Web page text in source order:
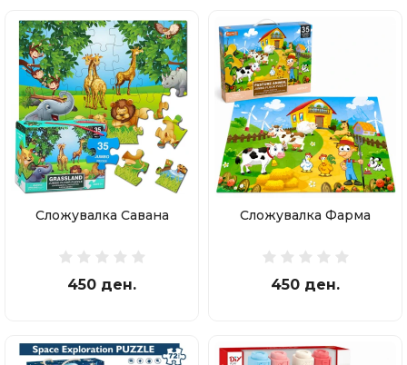
Сложувалка Савана
450 ден.
Сложувалка Фарма
450 ден.